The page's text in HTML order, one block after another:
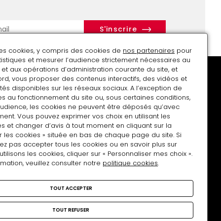
Soutenir le musée
Charte Tous photographes
Nous rejoindre
facebook
Instagram
Linkedin
cookies, y compris des cookies de nos partenaires pour
et mesurer l’audience strictement nécessaires au
aux opérations d’administration courante du site, et
vous proposer des contenus interactifs, des vidéos et
disponibles sur les réseaux sociaux. A l’exception de
au fonctionnement du site ou, sous certaines conditions,
les cookies ne peuvent être déposés qu’avec
Vous pouvez exprimer vos choix en utilisant les
et changer d’avis à tout moment en cliquant sur la
les cookies » située en bas de chaque page du site. Si
pas accepter tous les cookies ou en savoir plus sur
les cookies, cliquer sur « Personnaliser mes choix ».
veuillez consulter notre politique cookies.
TOUT ACCEPTER
TOUT REFUSER